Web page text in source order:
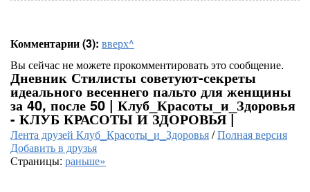
Комментарии (3): вверх^
Вы сейчас не можете прокомментировать это сообщение.
Дневник Стилисты советуют-секреты
идеального весеннего пальто для женщины
за 40, после 50 | Клуб_Красоты_и_Здоровья
- КЛУБ КРАСОТЫ И ЗДОРОВЬЯ |
Лента друзей Клуб_Красоты_и_Здоровья/Полная версия
Добавить в друзья
Страницы: раньше»